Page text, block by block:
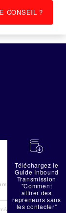
CONSEIL ?
la cession
sur la
蠟
Téléchargez le
Guide Inbound
Transmission
"Comment
attirer des
repreneurs sans
les contacter"